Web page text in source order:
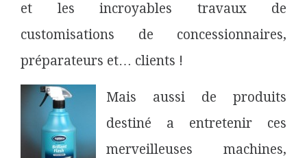
et les incroyables travaux de
customisations de concessionnaires,
préparateurs et… clients !
Mais aussi de produits
destiné a entretenir ces
merveilleuses machines,